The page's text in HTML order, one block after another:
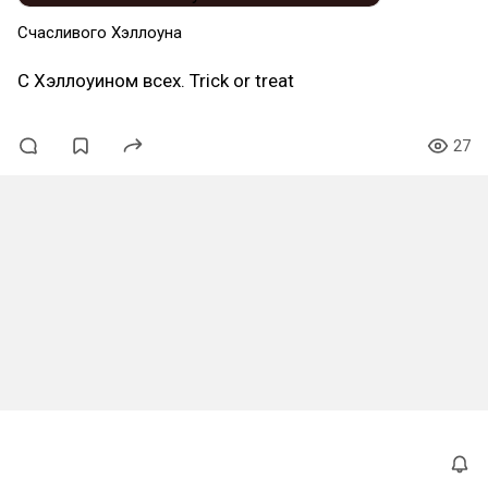
Счасливого Хэллоуна
С Хэллоуином всех. Trick or treat
27